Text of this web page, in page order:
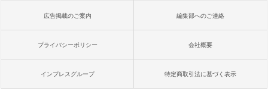
広告掲載のご案内 編集部へのご連絡
プライバシーポリシー 会社概要
インプレスグループ 特定商取引法に基づく表示